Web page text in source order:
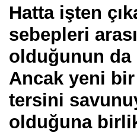
Hatta işten
sebepleri
olduğunun da
Ancak yeni
tersini
olduğuna